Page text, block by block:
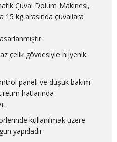
Çuval Dolum Makinesi,
kg arasında çuvallara
çelik gövdesiyle hijyenik
paneli ve düşük bakım
hatlarında
kullanılmak üzere
yapıdadır.